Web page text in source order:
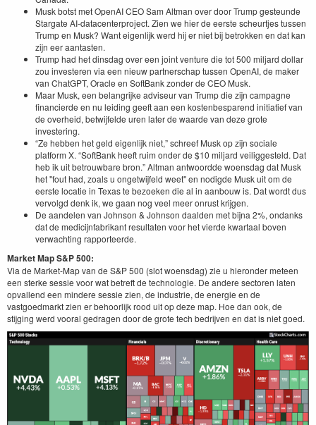
Musk botst met OpenAI CEO Sam Altman over door Trump gesteunde
Stargate AI-datacenterproject. Zien we hier de eerste scheurtjes tussen
Trump en Musk? Want eigenlijk werd hij er niet bij betrokken en dat kan
zijn eer aantasten.
Trump had het dinsdag over een joint venture die tot 500 miljard dollar
zou investeren via een nieuw partnerschap tussen OpenAI, de maker
van ChatGPT, Oracle en SoftBank zonder de CEO Musk.
Maar Musk, een belangrijke adviseur van Trump die zijn campagne
financierde en nu leiding geeft aan een kostenbesparend initiatief van
de overheid, betwijfelde uren later de waarde van deze grote
investering.
“Ze hebben het geld eigenlijk niet,” schreef Musk op zijn sociale
platform X. “SoftBank heeft ruim onder de $10 miljard veiliggesteld. Dat
heb ik uit betrouwbare bron.” Altman antwoordde woensdag dat Musk
het "fout had, zoals u ongetwijfeld weet" en nodigde Musk uit om de
eerste locatie in Texas te bezoeken die al in aanbouw is. Dat wordt dus
vervolgd denk ik, we gaan nog veel meer onrust krijgen.
De aandelen van Johnson & Johnson daalden met bijna 2%, ondanks
dat de medicijnfabrikant resultaten voor het vierde kwartaal boven
verwachting rapporteerde.
Market Map S&P 500:
Via de Market-Map van de S&P 500 (slot woensdag) zie u hieronder meteen
een sterke sessie voor wat betreft de technologie. De andere sectoren laten
opvallend een mindere sessie zien, de industrie, de energie en de
vastgoedmarkt zien er behoorlijk rood uit op deze map. Hoe dan ook, de
stijging werd vooral gedragen door de grote tech bedrijven en dat is niet goed.